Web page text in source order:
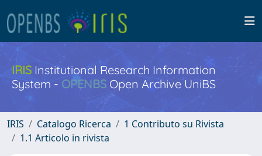
IRISInstitutional Research Information
System - OPENBS Open Archive UniBS
IRIS Catalogo Ricerca
1 Contributo su Rivista
1.1 Articolo in rivista